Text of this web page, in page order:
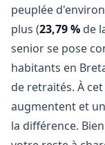
peuplée
plus (23,79 % de
senior se pose
habitants en
de retraités. À
augmentent et
la différence.